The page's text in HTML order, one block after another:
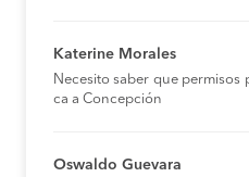
Katerine Morales
Necesito saber que permisos
ca a Concepción
Oswaldo Guevara